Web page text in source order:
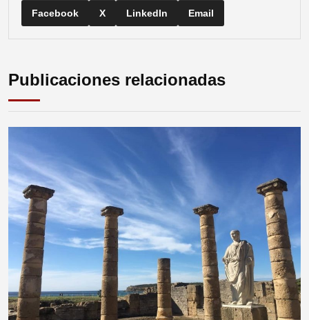
Facebook X LinkedIn Email
Publicaciones relacionadas